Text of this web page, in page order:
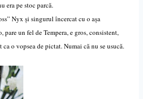
era pe stoc parcă.
Nyx și singurul încercat cu o așa
pare un fel de Tempera, e gros, consistent,
o vopsea de pictat. Numai că nu se usucă.